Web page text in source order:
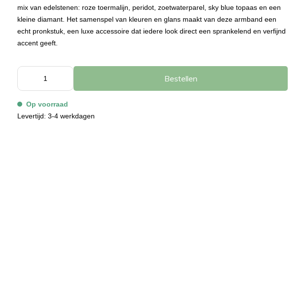
mix van edelstenen: roze toermalijn, peridot, zoetwaterparel, sky blue topaas en een
kleine diamant. Het samenspel van kleuren en glans maakt van deze armband een
echt pronkstuk, een luxe accessoire dat iedere look direct een sprankelend en verfijnd
accent geeft.
Bestellen
Op voorraad
Levertijd: 3-4 werkdagen